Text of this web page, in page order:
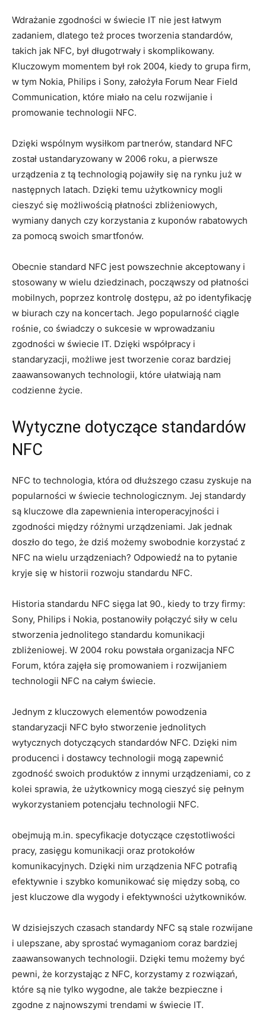
Wdrażanie zgodności w świecie IT nie jest łatwym
zadaniem, dlatego też proces tworzenia standardów,
takich jak NFC, był długotrwały i skomplikowany.
Kluczowym momentem był rok 2004, kiedy to grupa firm,
w tym Nokia, Philips i Sony, założyła Forum Near Field
Communication, które miało na celu rozwijanie i
promowanie technologii NFC.
Dzięki wspólnym wysiłkom partnerów, standard NFC
został ustandaryzowany w 2006 roku, a pierwsze
urządzenia z tą technologią pojawiły się na rynku już w
następnych latach. Dzięki temu użytkownicy mogli
cieszyć się możliwością płatności zbliżeniowych,
wymiany danych czy korzystania z kuponów rabatowych
za pomocą swoich smartfonów.
Obecnie standard NFC jest powszechnie akceptowany i
stosowany w wielu dziedzinach, począwszy od płatności
mobilnych, poprzez kontrolę dostępu, aż po identyfikację
w biurach czy na koncertach. Jego popularność ciągle
rośnie, co świadczy o sukcesie w wprowadzaniu
zgodności w świecie IT. Dzięki współpracy i
standaryzacji, możliwe jest tworzenie coraz bardziej
zaawansowanych technologii, które ułatwiają nam
codzienne życie.
Wytyczne dotyczące standardów
NFC
NFC to technologia, która od dłuższego czasu zyskuje na
popularności w świecie technologicznym. Jej standardy
są kluczowe dla zapewnienia interoperacyjności i
zgodności między różnymi urządzeniami. Jak jednak
doszło do tego, że dziś możemy swobodnie korzystać z
NFC na wielu urządzeniach? Odpowiedź na to pytanie
kryje się w historii rozwoju standardu NFC.
Historia standardu NFC sięga lat 90., kiedy to trzy firmy:
Sony, Philips i Nokia, postanowiły połączyć siły w celu
stworzenia jednolitego standardu komunikacji
zbliżeniowej. W 2004 roku powstała organizacja NFC
Forum, która zajęła się promowaniem i rozwijaniem
technologii NFC na całym świecie.
Jednym z kluczowych elementów powodzenia
standaryzacji NFC było stworzenie jednolitych
wytycznych dotyczących standardów NFC. Dzięki nim
producenci i dostawcy technologii mogą zapewnić
zgodność swoich produktów z innymi urządzeniami, co z
kolei sprawia, że użytkownicy mogą cieszyć się pełnym
wykorzystaniem potencjału technologii NFC.
obejmują m.in. specyfikacje dotyczące częstotliwości
pracy, zasięgu komunikacji oraz protokołów
komunikacyjnych. Dzięki nim urządzenia NFC potrafią
efektywnie i szybko komunikować się między sobą, co
jest kluczowe dla wygody i efektywności użytkowników.
W dzisiejszych czasach standardy NFC są stale rozwijane
i ulepszane, aby sprostać wymaganiom coraz bardziej
zaawansowanych technologii. Dzięki temu możemy być
pewni, że korzystając z NFC, korzystamy z rozwiązań,
które są nie tylko wygodne, ale także bezpieczne i
zgodne z najnowszymi trendami w świecie IT.